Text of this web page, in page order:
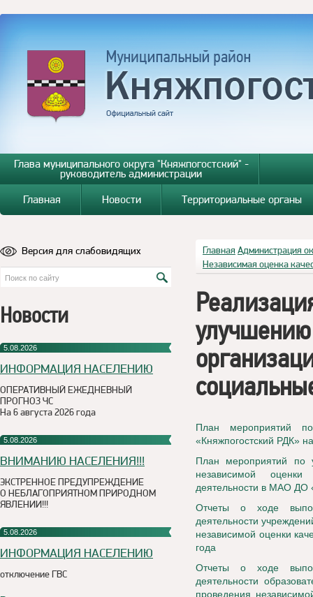
Глава муниципального округа "Княжпогостский" -
руководитель администрации
Главная
Новости Территориальные органы
Версия для слабовидящих
Новости
5.08.2026
ИНФОРМАЦИЯ НАСЕЛЕНИЮ
ОПЕРАТИВНЫЙ ЕЖЕДНЕВНЫЙ
ПРОГНОЗ ЧС
На 6 августа 2026 года
5.08.2026
ВНИМАНИЮ НАСЕЛЕНИЯ!!!
ЭКСТРЕННОЕ ПРЕДУПРЕЖДЕНИЕ
О НЕБЛАГОПРИЯТНОМ ПРИРОДНОМ
ЯВЛЕНИИ!!!
5.08.2026
ИНФОРМАЦИЯ НАСЕЛЕНИЮ
отключение ГВС
Главная Администрация
Независимая оценка
улучшению
План мероприятий
«Княжпогостский РДК»
План мероприятий по
независимой оценки
деятельности в МАО ДО
Отчеты о ходе
деятельности
независимой оценки
года
Отчеты о ходе
деятельности
проведения